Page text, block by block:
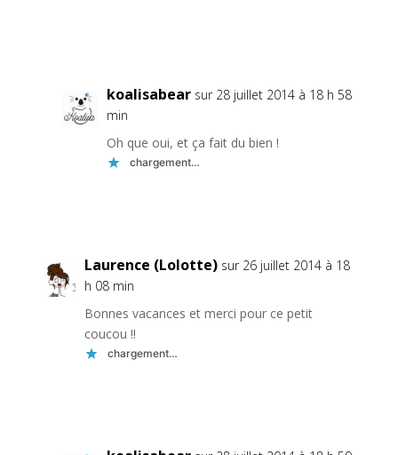
koalisabear sur 28 juillet 2014 à 18 h 58
min
Oh que oui, et ça fait du bien !
chargement…
Laurence (Lolotte) sur 26 juillet 2014 à 18
h 08 min
Bonnes vacances et merci pour ce petit
coucou !!
chargement…